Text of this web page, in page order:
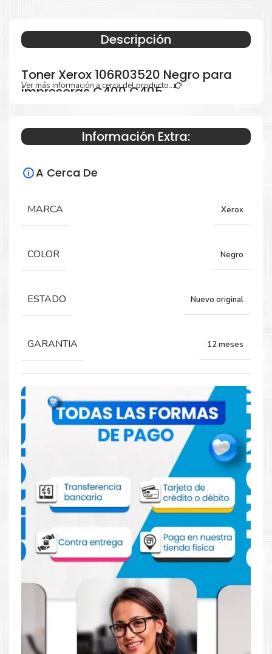
Descripción
Toner Xerox 106R03520 Negro para
impresoras C400 C405
Especificaciones Técnicas
Para impresoras:
C400, C405.
Comprar Toner Xerox 106R03520 Negro
para impresoras C400 C405
Aprovecha nuestra experiencia y atención para adquirir tus
productos. Tenemos promociones todos los dias. Escríbenos o
visítanos hoy para encontrar la solución perfecta para tu
impresora
Xerox, como el
Toner Xerox 106R03520 Negro
para impresoras C400 C405
Dónde comprar Toner para impresoras
C400 C405 en Lima o para provincia
Tienda autorizada por Xerox. Descubre la mejor manera de
abastecerte de
Toner Xerox 106R03520 Negro para
impresoras C400 C405. Ofrecemos una amplia selección de
productos originales que garantizan un rendimiento óptimo y
duradero para tus necesidades de impresión.
Ver más información a cerca del producto...
Información Extra:
A Cerca De
MARCA Xerox
COLOR Negro
ESTADO Nuevo original
GARANTIA 12 meses